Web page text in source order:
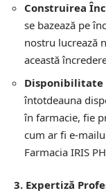
Construirea
se bazează pe
nostru lucrează
această
Disponibilitate
întotdeauna
în farmacie, fie
cum ar fi e-
Farmacia IRIS
3. Expertiză